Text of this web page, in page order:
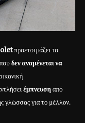
προετοιμάζει το
δεν αναμένεται να
έμπνευσηαπό
γλώσσας για το μέλλον.